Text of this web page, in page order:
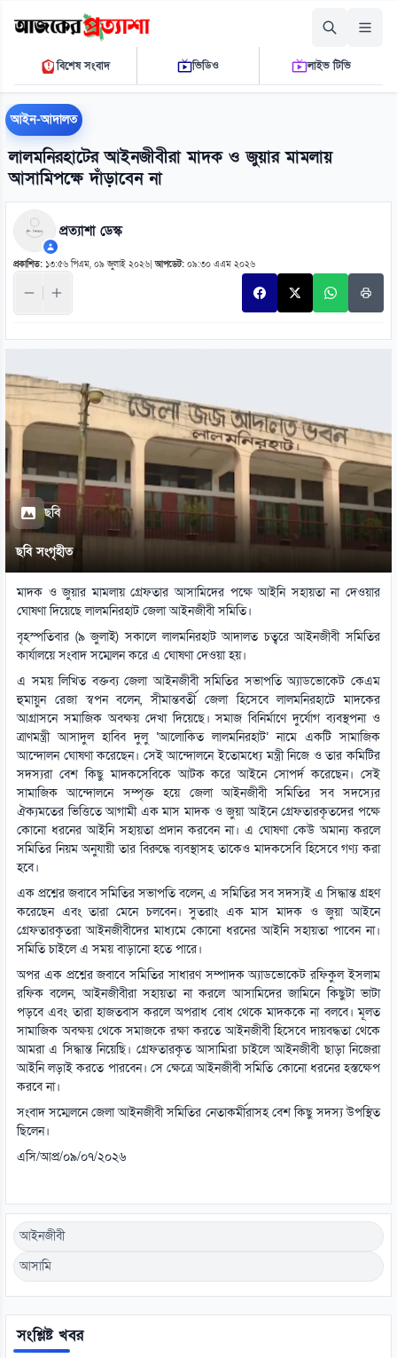
শুক্রবার, ০৭ আগস্ট ২০২৬
০৯ ১৮ ৫৫ এ.এম.THE DAILY AJKER PROTTASHA
বিশেষ সংবাদ ভিডিও লাইভ টিভি
আইন-আদালত
লালমনিরহাটের আইনজীবীরা মাদক ও জুয়ার মামলায়
আসামিপক্ষে দাঁড়াবেন না
প্রত্যাশা ডেস্ক
প্রকাশিত: ১৩:৫৬ পিএম, ০৯ জুলাই ২০২৬ |আপডেট: ০৯:৩০ এএম ২০২৬
ছবি
ছবি সংগৃহীত
মাদক ও জুয়ার মামলায় গ্রেফতার আসামিদের পক্ষে আইনি সহায়তা না দেওয়ার
ঘোষণা দিয়েছে লালমনিরহাট জেলা আইনজীবী সমিতি।
বৃহস্পতিবার (৯ জুলাই) সকালে লালমনিরহাট আদালত চত্বরে আইনজীবী সমিতির
কার্যালয়ে সংবাদ সম্মেলন করে এ ঘোষণা দেওয়া হয়।
এ সময় লিখিত বক্তব্য জেলা আইনজীবী সমিতির সভাপতি অ্যাডভোকেট কেএম
হুমায়ুন রেজা স্বপন বলেন, সীমান্তবর্তী জেলা হিসেবে লালমনিরহাটে মাদকের
আগ্রাসনে সমাজিক অবক্ষয় দেখা দিয়েছে। সমাজ বিনির্মাণে দুর্যোগ ব্যবস্থপনা ও
ত্রাণমন্ত্রী আসাদুল হাবিব দুলু ‘আলোকিত লালমনিরহাট’ নামে একটি সামাজিক
আন্দোলন ঘোষণা করেছেন। সেই আন্দোলনে ইতোমধ্যে মন্ত্রী নিজে ও তার কমিটির
সদস্যরা বেশ কিছু মাদকসেবিকে আটক করে আইনে সোপর্দ করেছেন। সেই
সামাজিক আন্দোলনে সম্পৃক্ত হয়ে জেলা আইনজীবী সমিতির সব সদস্যের
ঐক্যমতের ভিত্তিতে আগামী এক মাস মাদক ও জুয়া আইনে গ্রেফতারকৃতদের পক্ষে
কোনো ধরনের আইনি সহায়তা প্রদান করবেন না। এ ঘোষণা কেউ অমান্য করলে
সমিতির নিয়ম অনুযায়ী তার বিরুদ্ধে ব্যবস্থাসহ তাকেও মাদকসেবি হিসেবে গণ্য করা
হবে।
এক প্রশ্নের জবাবে সমিতির সভাপতি বলেন, এ সমিতির সব সদস্যই এ সিদ্ধান্ত গ্রহণ
করেছেন এবং তারা মেনে চলবেন। সুতরাং এক মাস মাদক ও জুয়া আইনে
গ্রেফতারকৃতরা আইনজীবীদের মাধ্যমে কোনো ধরনের আইনি সহায়তা পাবেন না।
সমিতি চাইলে এ সময় বাড়ানো হতে পারে।
অপর এক প্রশ্নের জবাবে সমিতির সাধারণ সম্পাদক অ্যাডভোকেট রফিকুল ইসলাম
রফিক বলেন, আইনজীবীরা সহায়তা না করলে আসামিদের জামিনে কিছুটা ভাটা
পড়বে এবং তারা হাজতবাস করলে অপরাধ বোধ থেকে মাদককে না বলবে। মূলত
সামাজিক অবক্ষয় থেকে সমাজকে রক্ষা করতে আইনজীবী হিসেবে দায়বদ্ধতা থেকে
আমরা এ সিদ্ধান্ত নিয়েছি। গ্রেফতারকৃত আসামিরা চাইলে আইনজীবী ছাড়া নিজেরা
আইনি লড়াই করতে পারবেন। সে ক্ষেত্রে আইনজীবী সমিতি কোনো ধরনের হস্তক্ষেপ
করবে না।
সংবাদ সম্মেলনে জেলা আইনজীবী সমিতির নেতাকর্মীরাসহ বেশ কিছু সদস্য উপস্থিত
ছিলেন।
এসি/আপ্র/০৯/০৭/২০২৬
আইনজীবী
আসামি
সংশ্লিষ্ট খবর